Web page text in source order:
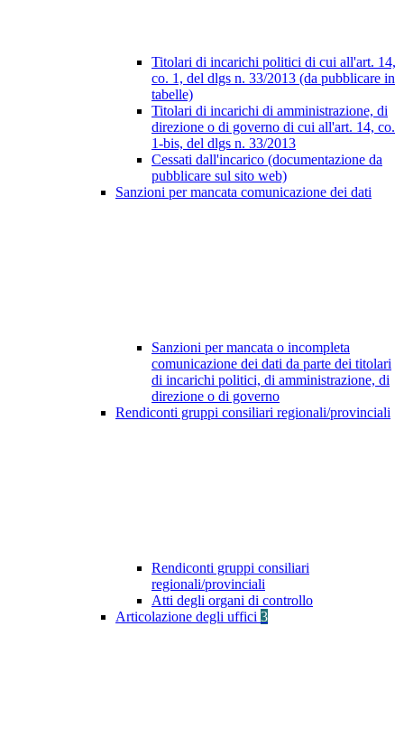
Titolari di incarichi politici di cui all'art. 14,
co. 1, del dlgs n. 33/2013 (da pubblicare in
tabelle)
Titolari di incarichi di amministrazione, di
direzione o di governo di cui all'art. 14, co.
1-bis, del dlgs n. 33/2013
Cessati dall'incarico (documentazione da
pubblicare sul sito web)
Sanzioni per mancata comunicazione dei dati
Sanzioni per mancata o incompleta
comunicazione dei dati da parte dei titolari
di incarichi politici, di amministrazione, di
direzione o di governo
Rendiconti gruppi consiliari regionali/provinciali
Rendiconti gruppi consiliari
regionali/provinciali
Atti degli organi di controllo
Articolazione degli uffici 3